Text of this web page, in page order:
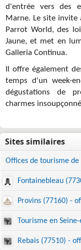
d'entrée vers des
Marne. Le site invite
Parrot World, des
Jaune, et met en
Galleria Continua.
Il offre également
temps d'un week-
dégustations de
charmes
Offices de tourisme
Fontainebleau
Provins (77160) -
Tourisme en
Rebais (77510) -